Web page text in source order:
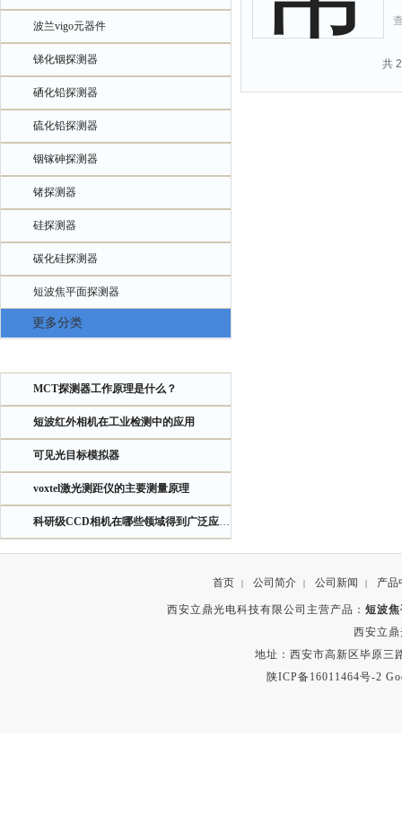
波兰vigo元器件
锑化铟探测器
硒化铅探测器
硫化铅探测器
铟镓砷探测器
锗探测器
硅探测器
碳化硅探测器
短波焦平面探测器
更多分类
MCT探测器工作原理是什么？
短波红外相机在工业检测中的应用
可见光目标模拟器
voxtel激光测距仪的主要测量原理
科研级CCD相机在哪些领域得到广泛应用？
共
首页 | 公司简介 | 公司新闻 | 产品
西安立鼎光电科技有限公司主营产品： 短波
西安立
地址：西安市高新区毕原三
陕ICP备16011464号-2